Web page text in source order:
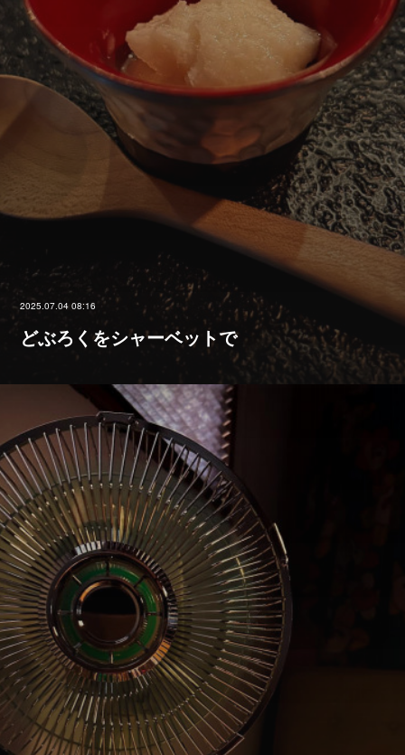
2025.07.04 08:16
どぶろくをシャーベットで